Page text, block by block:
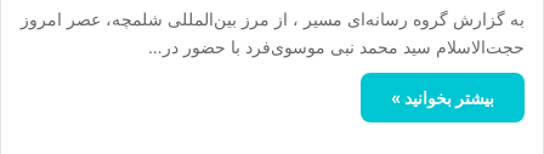
به گزارش گروه رسانه‌ای مسیر ، از مرز بین‌المللی شلمچه، عصر امروز
حجت‌الاسلام سید محمد نبی موسوی‌فرد با حضور در…
بیشتر بخوانید »